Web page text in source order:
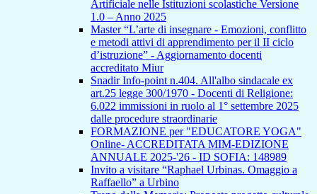
Artificiale nelle Istituzioni scolastiche Versione
1.0 – Anno 2025
Master “L’arte di insegnare - Emozioni, conflitto
e metodi attivi di apprendimento per il II ciclo
d’istruzione” - Aggiornamento docenti
accreditato Miur
Snadir Info-point n.404. All'albo sindacale ex
art.25 legge 300/1970 - Docenti di Religione:
6.022 immissioni in ruolo al 1° settembre 2025
dalle procedure straordinarie
FORMAZIONE per "EDUCATORE YOGA"
Online- ACCREDITATA MIM-EDIZIONE
ANNUALE 2025-'26 - ID SOFIA: 148989
Invito a visitare “Raphael Urbinas. Omaggio a
Raffaello” a Urbino